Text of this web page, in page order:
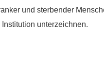
und sterbender
unterzeichnen.